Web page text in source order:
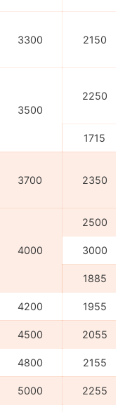
3300
2150
3500
2250
1715
3700
2350
4000
2500
3000
1885
4200 1955
4500 2055
4800 2155
5000 2255